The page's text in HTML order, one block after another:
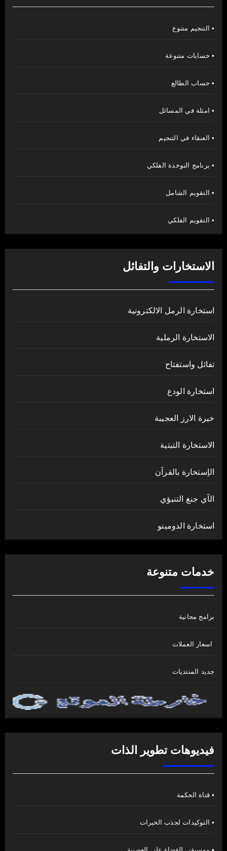
• التنجيم متنوع
• حسابات متنوعة
• حساب الطالع
• امثلة في المسائل
• العنقاء في التنجيم
• برنامج النوخذة الفلكي
• التقويم الشامل
• التقويم الفلكي
الاستخارات والتفائل
استخارة الرمل الالكترونية
الاستخارة الرملية
تفائل واستفتاح
استخارة الودع
خيرة الارز العجيبة
الاستخارة التبتية
الإستخارة بالقرآن
الآي جنغ التنبؤي
استخارة الدومينو
خدمات متنوعة
برامج مجانية
اسعار العملات
جديد المنتديات
فيديوهات تطوير الذات
• قناة الحكمة
• التوكيدات لجذب الخيرات